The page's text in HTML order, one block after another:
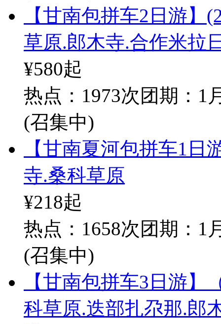
【甘南包拼车2日游】
草原.郎木寺.合作米拉
¥580起
热点：1973次 团期：1
(召集中)
【甘南夏河包拼车1
寺.桑科草原
¥218起
热点：1658次 团期：1
(召集中)
【甘南包拼车3日游】
科草原.迭部扎尕那.郎